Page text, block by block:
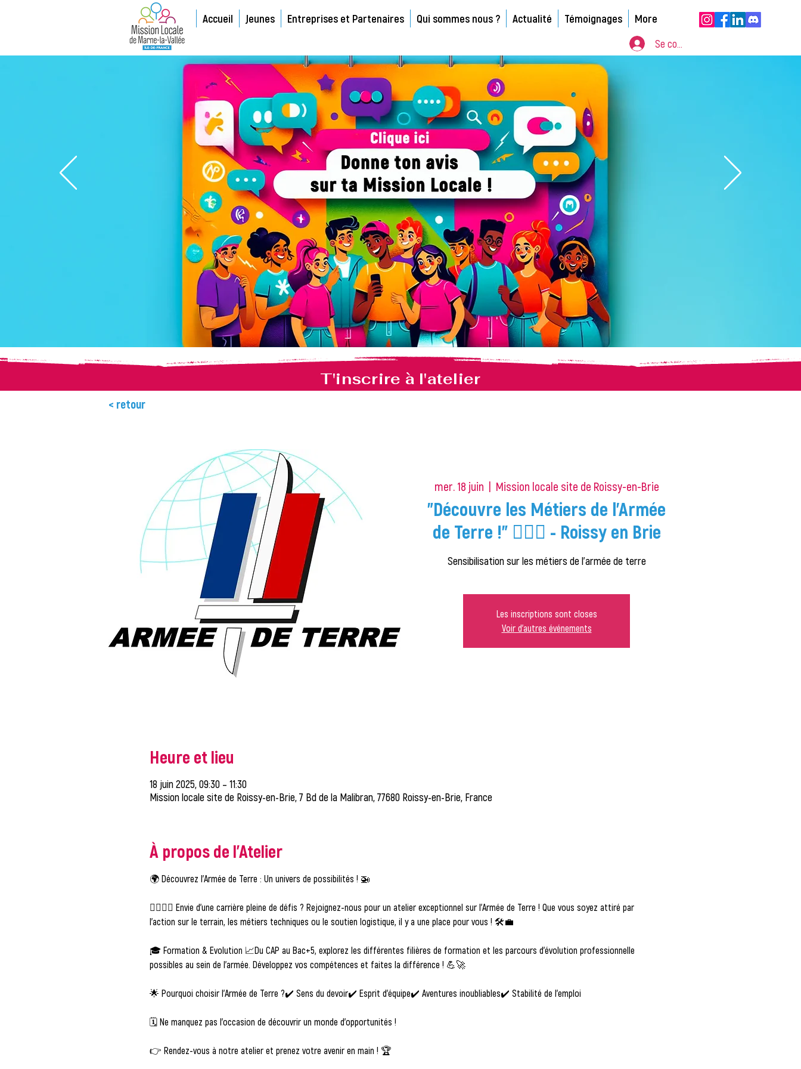
Accueil Jeunes Entreprises et Partenaires Qui sommes nous ? Actualité Témoignages More
Se connecter
T'inscrire à l'atelier
< retour
mer. 18 juin
  |
Mission locale site de Roissy-en-Brie
"Découvre les Métiers de l'Armée
de Terre !" 🏋️‍♂️🚁 - Roissy en Brie
Sensibilisation sur les métiers de l'armée de terre
Les inscriptions sont closes
Voir d'autres événements
Heure et lieu
18 juin 2025, 09:30 – 11:30
Mission locale site de Roissy-en-Brie, 7 Bd de la Malibran, 77680 Roissy-en-Brie, France
À propos de l'Atelier
🌍 Découvrez l'Armée de Terre : Un univers de possibilités ! 🚁
👩‍✈️👨‍✈️ Envie d'une carrière pleine de défis ? Rejoignez-nous pour un atelier exceptionnel sur l'Armée de Terre ! Que vous soyez attiré par
l'action sur le terrain, les métiers techniques ou le soutien logistique, il y a une place pour vous ! 🛠️💼
🎓 Formation & Evolution 📈Du CAP au Bac+5, explorez les différentes filières de formation et les parcours d'évolution professionnelle
possibles au sein de l'armée. Développez vos compétences et faites la différence ! 💪🚀
🌟 Pourquoi choisir l'Armée de Terre ?✔️ Sens du devoir✔️ Esprit d'équipe✔️ Aventures inoubliables✔️ Stabilité de l'emploi
🗓️ Ne manquez pas l'occasion de découvrir un monde d'opportunités !
👉 Rendez-vous à notre atelier et prenez votre avenir en main ! 🏆